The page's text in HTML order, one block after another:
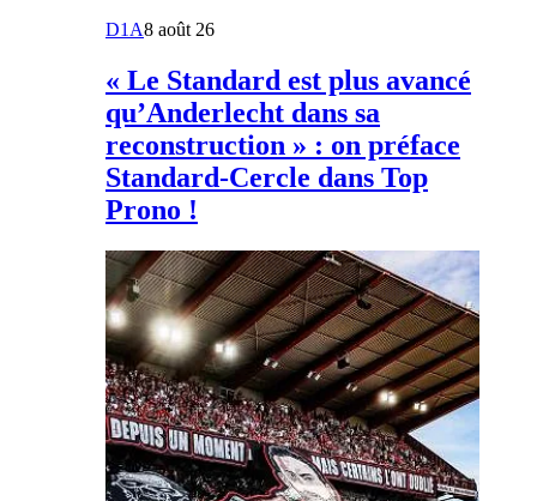
D1A8 août 26
« Le Standard est plus avancé
qu’Anderlecht dans sa
reconstruction » : on préface
Standard-Cercle dans Top
Prono !